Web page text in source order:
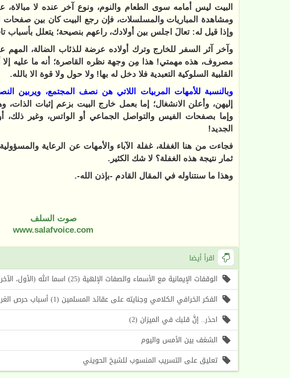
البيت ليس أمامه سوى الطعام والنوم، ونوع آخر عنده لا
ومشاهدة المباريات والمسلسلات، فإن رجع البيت كان بين صفحات
وإذا قيل له: تعالَ اجلس بين أولادك، راعهم بنصيحة؛ يتعلل بأسباب
وآخر آثر السفر للخارج وترك أولاده عرضة للذئاب الضالة،
مصروف، هذه مهمتي! هذا مِن وجهة نظره القاصرة؛ أنه ما عليه إلا
القلبية السلوكية التعبدية فلا دخل له بها! ولا حول ولا قوة الا بالله.
وبالنسبة للأمهات المربيات اللاتي هن نصف المجتمع، ويربين
إليهن، وأعلن الانشغال؛ إما بعمل خارج البيت بزعم إثبات
وإما بصفحات الفيس والتواصل الجماعي أو الواتس، وغير
الجديد!
فجاءت من هنا الغفلة، غفلة الآباء والأمهات عن الرعاية
ثمار نتيجة هذه الغفلة؟ لا شك الكثير.
وهذا ما سنتناوله في المقال القادم -بإذن الله-.
صوت السلف
www.salafvoice.com
اقرأ أيضا
الوقفات الإيمانية مع الأسماء والصفات الإلهية (25) اسما الله (الأول، الآخر) (موعظة الأسبوع)
الفكر الخرافي الكلامي وجنايته على عقائد المسلمين (1) أسباب حرص الغرب على إحياء هذا الفكر (1)
احذر.. إنَّ قلبك في الميزان (2)
الشغف بين الأمس واليوم
تعليق على التسريب المنسوب للشيخ الحويني